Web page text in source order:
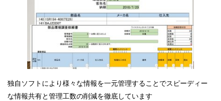
独自ソフトにより様々な情報を一元管理することでスピーディー
な情報共有と管理工数の削減を徹底しています